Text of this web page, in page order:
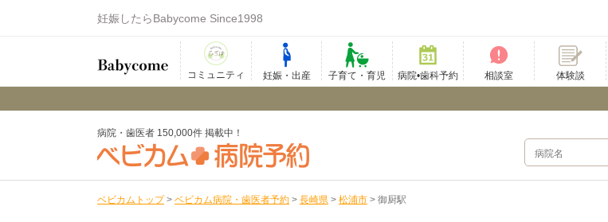
妊娠したらBabycome Since1998
コミュニティ 妊娠・出産 子育て・育児 病院•歯科予約 相談室 体験談
病院・歯医者 150,000件 掲載中！
ベビカムトップ > ベビカム病院・歯医者予約 > 長崎県 > 松浦市 > 御厨駅